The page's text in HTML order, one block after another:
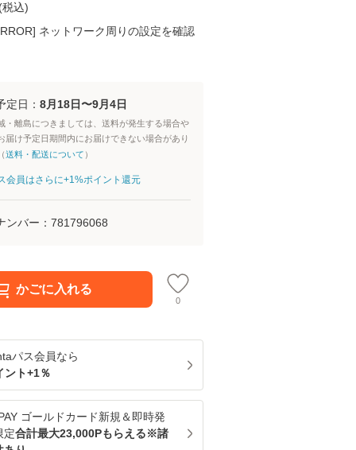
税込)
ネットワーク周りの設定を確認
定日： 8月18日〜9月4日
・離島につきましては、送料が発生する場合や
届け予定日期間内にお届けできない場合があり
送料・配送について ）
会員はさらに+1%ポイント還元
ンバー： 781796068
かごに入れる
0
パス会員なら
ント+1％
ゴールドカード新規＆即時発
定合計最大23,000Pもらえる※諸